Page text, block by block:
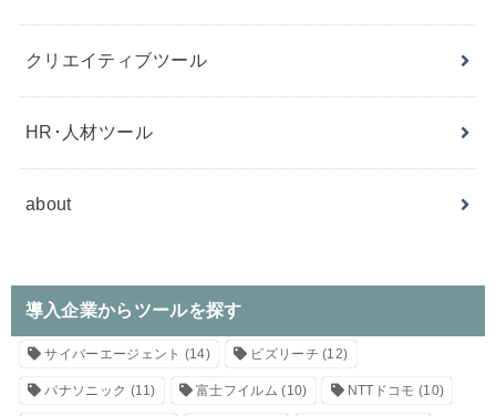
クリエイティブツール
HR･人材ツール
about
導入企業からツールを探す
サイバーエージェント (14) ビズリーチ (12)
パナソニック (11) 富士フイルム (10) NTTドコモ (10)